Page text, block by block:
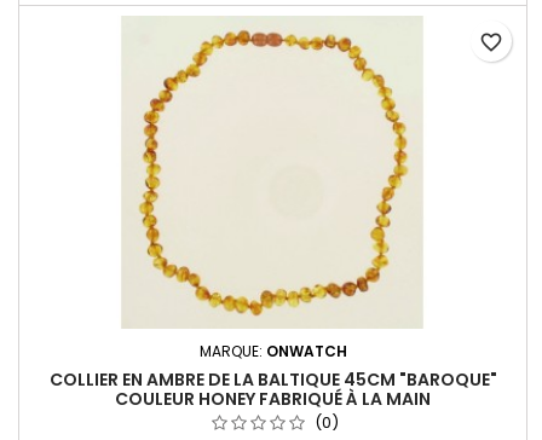
MARQUE: ONWATCH
COLLIER EN AMBRE DE LA BALTIQUE 45CM "BAROQUE"
COULEUR HONEY FABRIQUÉ À LA MAIN
(0)
favorite_border